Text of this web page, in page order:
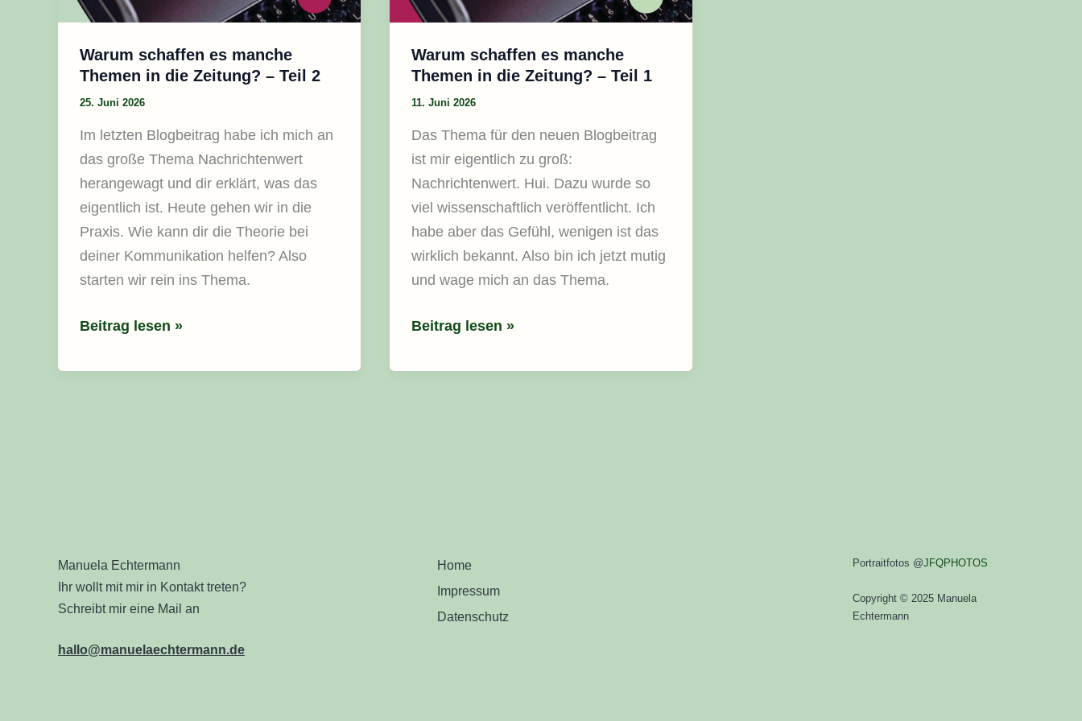
Warum schaffen es manche
Themen in die Zeitung? – Teil 2
25. Juni 2026
Im letzten Blogbeitrag habe ich mich an
das große Thema Nachrichtenwert
herangewagt und dir erklärt, was das
eigentlich ist. Heute gehen wir in die
Praxis. Wie kann dir die Theorie bei
deiner Kommunikation helfen? Also
starten wir rein ins Thema.
Teil
2
Beitrag lesen »
Warum schaffen es manche
Themen in die Zeitung? – Teil 1
11. Juni 2026
Das Thema für den neuen Blogbeitrag
ist mir eigentlich zu groß:
Nachrichtenwert. Hui. Dazu wurde so
viel wissenschaftlich veröffentlicht. Ich
habe aber das Gefühl, wenigen ist das
wirklich bekannt. Also bin ich jetzt mutig
und wage mich an das Thema. ​
Teil
1
Beitrag lesen »
Manuela Echtermann
Ihr wollt mit mir in Kontakt treten?
Schreibt mir eine Mail an
hallo@manuelaechtermann.de
Home
Impressum
Datenschutz
Portraitfotos @JFQPHOTOS
Copyright © 2025 Manuela
Echtermann